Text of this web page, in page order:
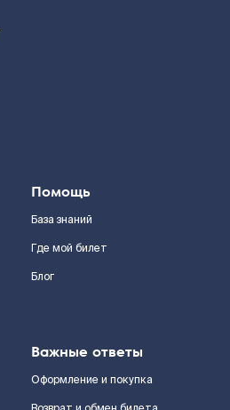
Помощь
База знаний
Где мой билет
Блог
Важные ответы
Оформление и покупка